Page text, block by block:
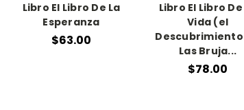
Libro El Libro De La
Esperanza
$63.00
Libro El Libro De
Vida (el
Descubrimiento
Las Bruja...
$78.00